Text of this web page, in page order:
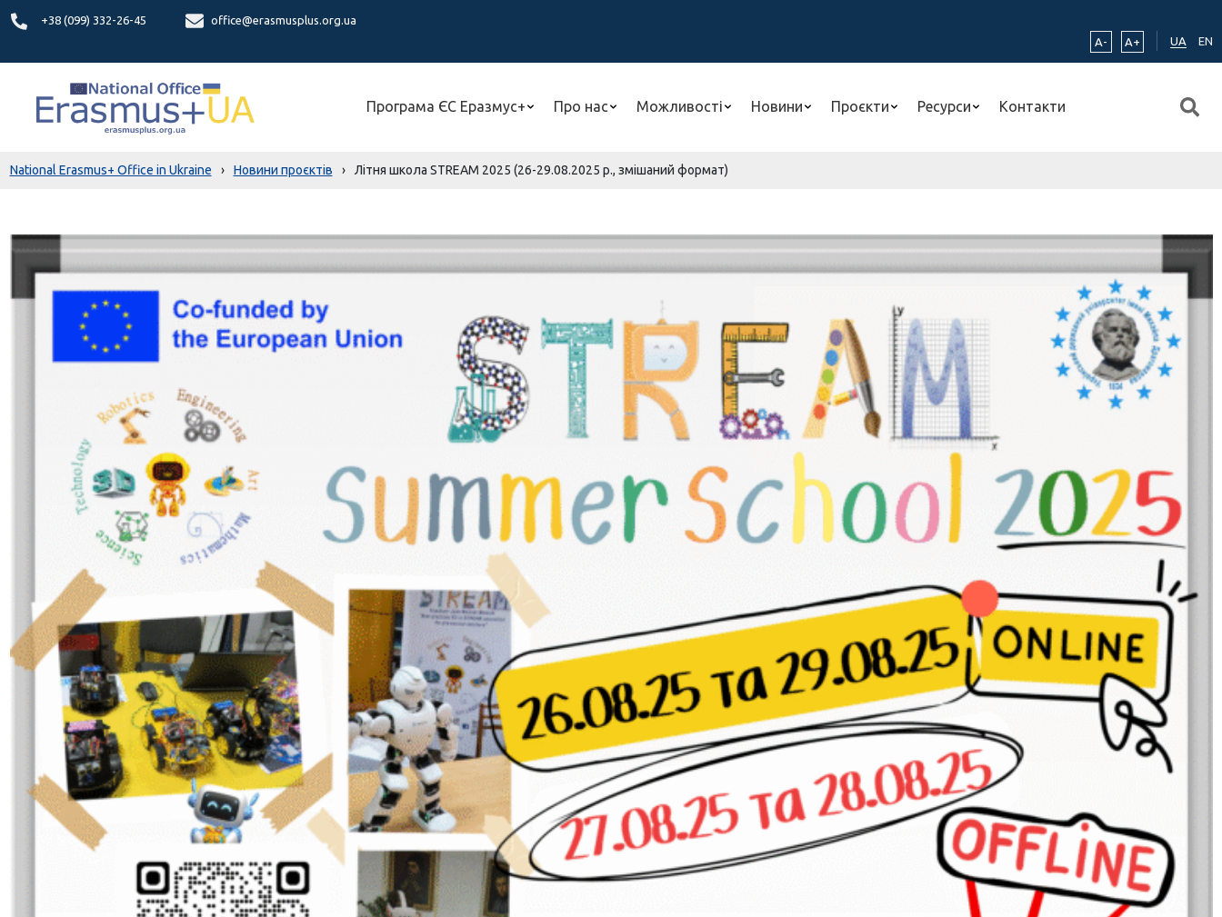
+38 (099) 332-26-45
office@erasmusplus.org.ua
A-
A+ UA EN
Програма ЄС Еразмус+ Про нас Можливості Новини Проєкти Ресурси Контакти
National Erasmus+ Office in Ukraine › Новини проєктів › Літня школа STREAM 2025 (26-29.08.2025 р., змішаний формат)